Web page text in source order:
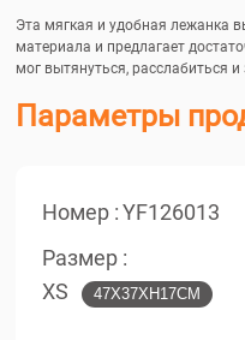
Эта мягкая и удобная лежанка
материала и предлагает
мог вытянуться, расслабиться
Параметры
Номер : YF126013
Размер :
XS
47X37XH17CM